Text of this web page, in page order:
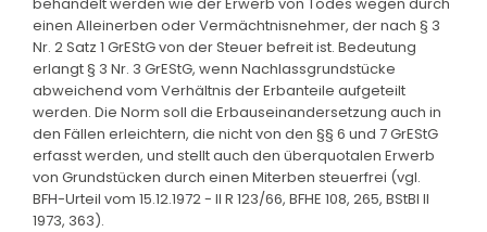
einen Alleinerben oder Vermächtnisnehmer, der nach § 3
Nr. 2 Satz 1 GrEStG von der Steuer befreit ist. Bedeutung
erlangt § 3 Nr. 3 GrEStG, wenn Nachlassgrundstücke
abweichend vom Verhältnis der Erbanteile aufgeteilt
werden. Die Norm soll die Erbauseinandersetzung auch in
den Fällen erleichtern, die nicht von den §§ 6 und 7 GrEStG
erfasst werden, und stellt auch den überquotalen Erwerb
von Grundstücken durch einen Miterben steuerfrei (vgl.
BFH-Urteil vom 15.12.1972 - II R 123/66, BFHE 108, 265, BStBl II
1973, 363).